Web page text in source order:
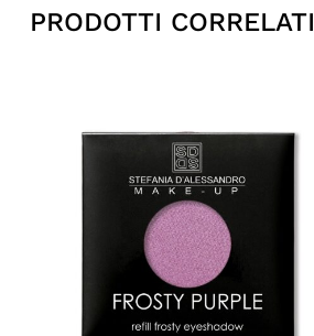
PRODOTTI CORRELATI